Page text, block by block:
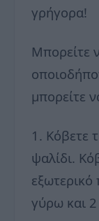
γρήγορα!
Μπορείτε
μπορείτε
1. Κόβετε
ψαλίδι.
γύρω και